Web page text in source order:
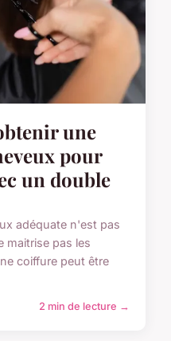
une
pour
un double
adéquate n'est pas
maitrise pas les
coiffure peut être
2 min de lecture →